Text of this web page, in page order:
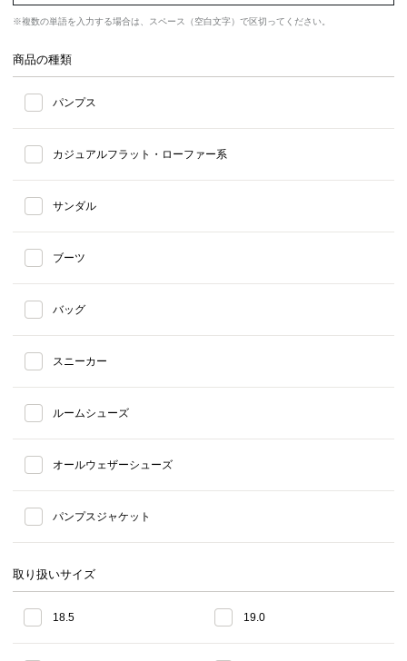
※複数の単語を入力する場合は、スペース（空白文字）で区切ってください。
商品の種類
パンプス
カジュアルフラット・ローファー系
サンダル
ブーツ
バッグ
スニーカー
ルームシューズ
オールウェザーシューズ
パンプスジャケット
取り扱いサイズ
18.5 19.0